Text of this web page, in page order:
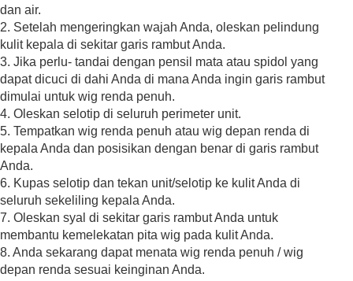
dan air.
2. Setelah mengeringkan wajah Anda, oleskan pelindung
kulit kepala di sekitar garis rambut Anda.
3. Jika perlu- tandai dengan pensil mata atau spidol yang
dapat dicuci di dahi Anda di mana Anda ingin garis rambut
dimulai untuk wig renda penuh.
4. Oleskan selotip di seluruh perimeter unit.
5. Tempatkan wig renda penuh atau wig depan renda di
kepala Anda dan posisikan dengan benar di garis rambut
Anda.
6. Kupas selotip dan tekan unit/selotip ke kulit Anda di
seluruh sekeliling kepala Anda.
7. Oleskan syal di sekitar garis rambut Anda untuk
membantu kemelekatan pita wig pada kulit Anda.
8. Anda sekarang dapat menata wig renda penuh / wig
depan renda sesuai keinginan Anda.